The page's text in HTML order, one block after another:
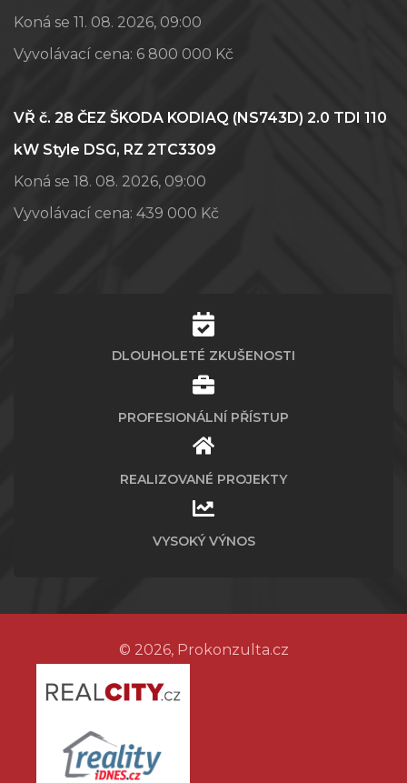
Koná se 11. 08. 2026, 09:00
Vyvolávací cena: 6 800 000 Kč
VŘ č. 28 ČEZ ŠKODA KODIAQ (NS743D) 2.0 TDI 110
kW Style DSG, RZ 2TC3309
Koná se 18. 08. 2026, 09:00
Vyvolávací cena: 439 000 Kč
DLOUHOLETÉ ZKUŠENOSTI
PROFESIONÁLNÍ PŘÍSTUP
REALIZOVANÉ PROJEKTY
VYSOKÝ VÝNOS
© 2026, Prokonzulta.cz